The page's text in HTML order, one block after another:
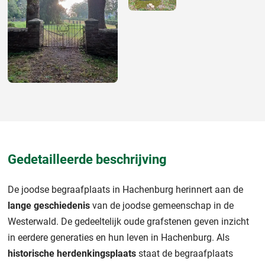
Gedetailleerde beschrijving
De joodse begraafplaats in Hachenburg herinnert aan de
lange geschiedenis van de joodse gemeenschap in de
Westerwald. De gedeeltelijk oude grafstenen geven inzicht
in eerdere generaties en hun leven in Hachenburg. Als
historische herdenkingsplaats staat de begraafplaats